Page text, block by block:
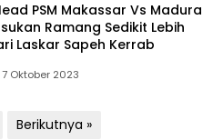
PSM Makassar Vs Madura
Ramang Sedikit Lebih
Laskar Sapeh Kerrab
7 Oktober 2023
Berikutnya »